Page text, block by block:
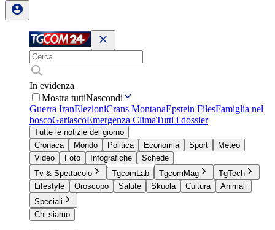
In evidenza
Mostra tuttiNascondi
Guerra IranElezioniCrans MontanaEpstein FilesFamiglia nel
boscoGarlascoEmergenza ClimaTutti i dossier
Tutte le notizie del giorno
Cronaca
Mondo Politica Economia Sport
Meteo
Video
Foto Infografiche
Schede
Tv & Spettacolo
TgcomLab TgcomMag
TgTech
Lifestyle
Oroscopo Salute Skuola Cultura
Animali
Speciali
Chi siamo